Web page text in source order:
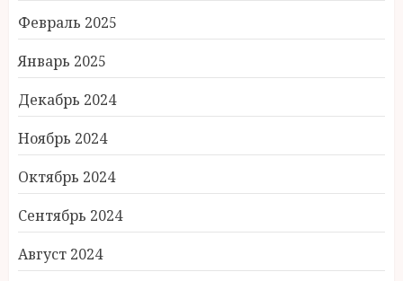
Февраль 2025
Январь 2025
Декабрь 2024
Ноябрь 2024
Октябрь 2024
Сентябрь 2024
Август 2024